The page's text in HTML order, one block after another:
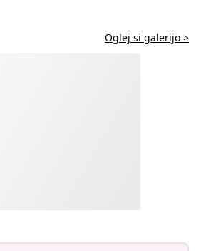
Oglej si galerijo >